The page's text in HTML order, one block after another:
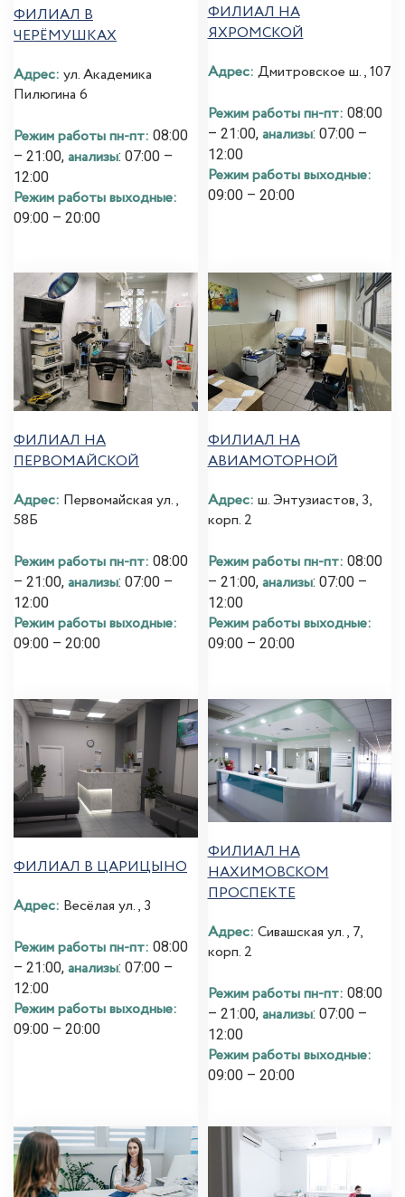
ФИЛИАЛ В
ЧЕРЁМУШКАХ
Адрес: ул. Академика
Пилюгина 6
Режим работы пн-пт: 08:00
– 21:00, анализы: 07:00 –
12:00
Режим работы выходные:
09:00 – 20:00
ФИЛИАЛ НА
ЯХРОМСКОЙ
Адрес: Дмитровское ш., 107
Режим работы пн-пт: 08:00
– 21:00, анализы: 07:00 –
12:00
Режим работы выходные:
09:00 – 20:00
ФИЛИАЛ НА
ПЕРВОМАЙСКОЙ
Адрес: Первомайская ул.,
58Б
Режим работы пн-пт: 08:00
– 21:00, анализы: 07:00 –
12:00
Режим работы выходные:
09:00 – 20:00
ФИЛИАЛ НА
АВИАМОТОРНОЙ
Адрес: ш. Энтузиастов, 3,
корп. 2
Режим работы пн-пт: 08:00
– 21:00, анализы: 07:00 –
12:00
Режим работы выходные:
09:00 – 20:00
ФИЛИАЛ В ЦАРИЦЫНО
Адрес: Весёлая ул., 3
Режим работы пн-пт: 08:00
– 21:00, анализы: 07:00 –
12:00
Режим работы выходные:
09:00 – 20:00
ФИЛИАЛ НА
НАХИМОВСКОМ
ПРОСПЕКТЕ
Адрес: Сивашская ул., 7,
корп. 2
Режим работы пн-пт: 08:00
– 21:00, анализы: 07:00 –
12:00
Режим работы выходные:
09:00 – 20:00